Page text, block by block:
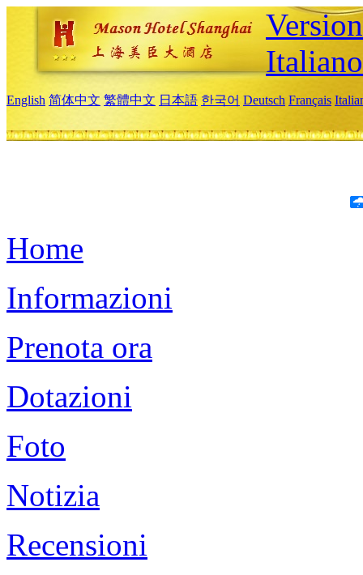
Italiano
English 简体中文 繁體中文 日本語 한국어 Deutsch Français
Home
Informazioni
Prenota ora
Dotazioni
Foto
Notizia
Recensioni